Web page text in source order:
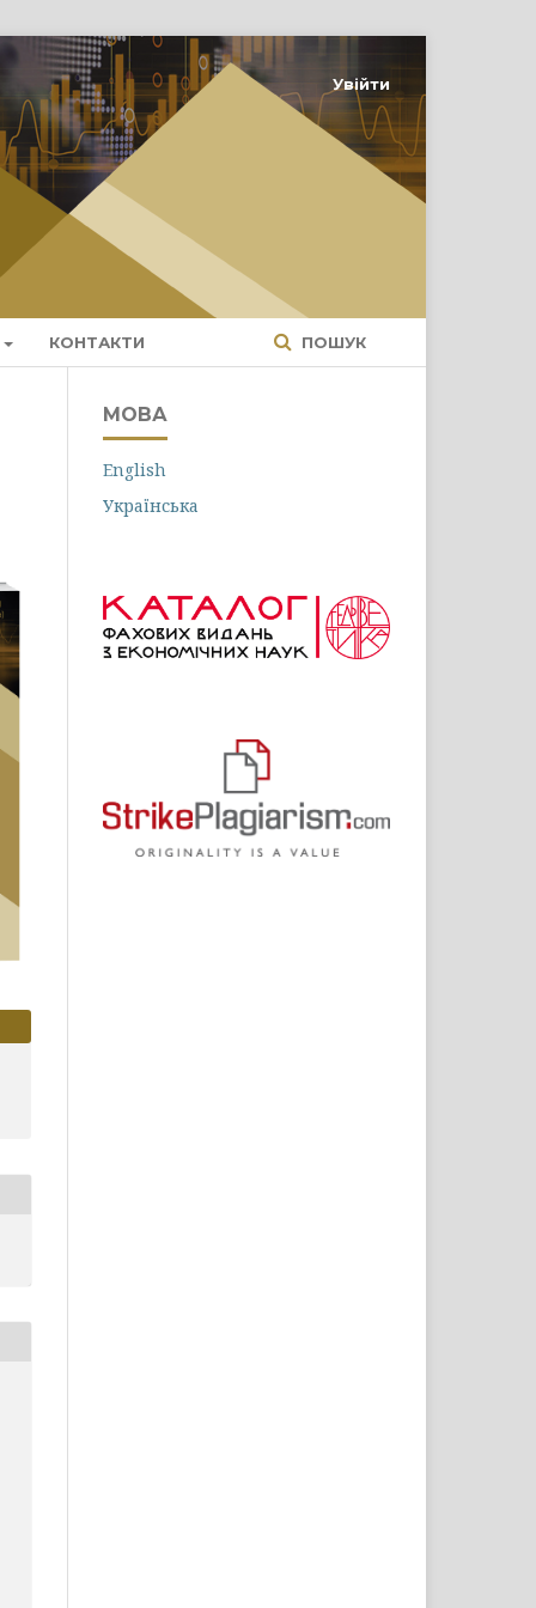
КОНТАКТИ ПОШУК
Увійти
МОВА
English
Українська